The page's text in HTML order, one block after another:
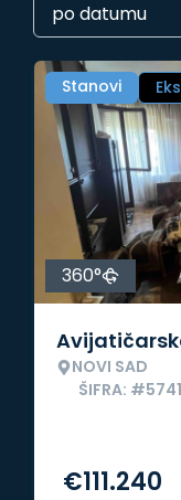
po datumu
Stanovi
360°
NOVI SAD
ŠIFRA:
€111.240